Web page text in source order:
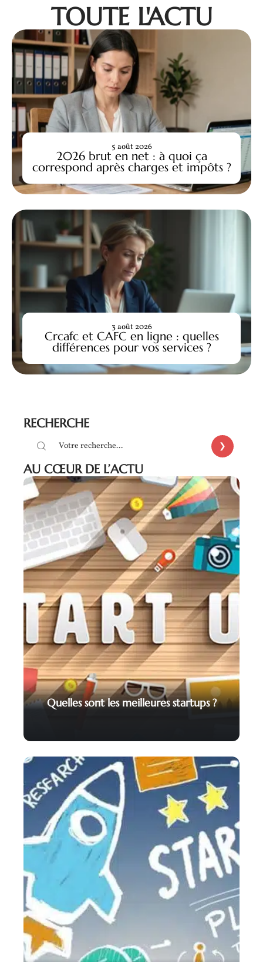
TOUTE L'ACTU
2026 brut en net : à quoi ça
correspond après charges et impôts ?
5 août 2026
Crcafc et CAFC en ligne : quelles
différences pour vos services ?
3 août 2026
RECHERCHE
AU CŒUR DE L’ACTU
Quelles sont les meilleures startups ?